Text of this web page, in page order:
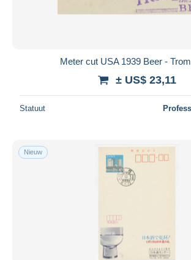
Meter cut USA 1939 Beer -
± US$ 23,11
Statuut
Nieuw